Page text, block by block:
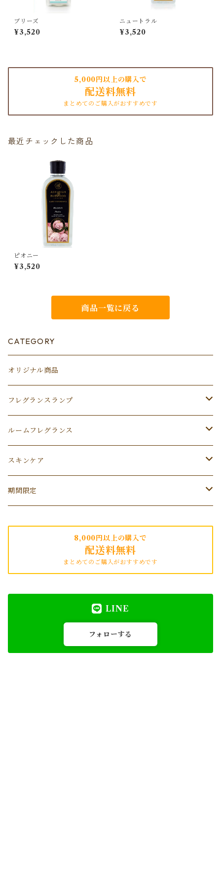
ブリーズ
¥3,520
ニュートラル
¥3,520
5,000円以上の購入で
配送料無料
まとめてのご購入がおすすめです
最近チェックした商品
ピオニー
¥3,520
商品一覧に戻る
CATEGORY
オリジナル商品
フレグランスランプ
ランプ
L
S
アシュレイ＆バーウッドオイル
消耗品
ルームフレグランス
ディフューザー
木と果
サシェ
スキンケア
みどり繭
期間限定
8,000円以上の購入で
配送料無料
まとめてのご購入がおすすめです
LINE
フォローする